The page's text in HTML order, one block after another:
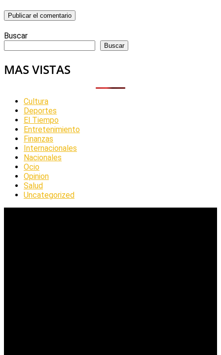
Buscar
Buscar
MAS VISTAS
Cultura
Deportes
El Tiempo
Entretenimiento
Finanzas
Internacionales
Nacionales
Ocio
Opinion
Salud
Uncategorized